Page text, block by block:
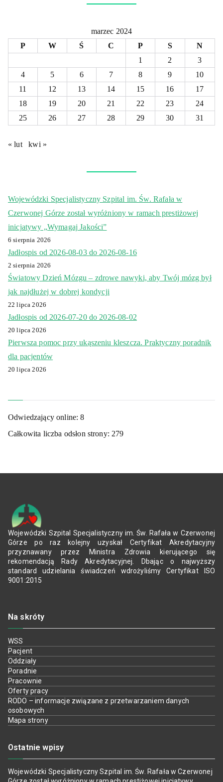
marzec 2024
P
W Ś C P S
N
1
2
3
4
5 6 7 8 9
10
11
12 13 14 15 16
17
18
19 20 21 22 23
24
25
26 27 28 29 30 31
« lut kwi »
Wojewódzki Specjalistyczny Szpital im. Św. Rafała w
Czerwonej Górze został wyróżniony w ramach prestiżowej
inicjatywy „Wymagaj Jakości”
6 sierpnia 2026
Jadłospis od 2026-08-03 do 2026-08-16
2 sierpnia 2026
Światowy Dzień Mózgu – zdrowe nawyki, aby Twój mózg był
jak najdłużej w dobrej kondycji
22 lipca 2026
Jadłospis od 2026-07-20 do 2026-08-02
20 lipca 2026
Pierwsza pomoc przy ukąszeniu kleszcza. Praktyczny poradnik
dla pacjentów
20 lipca 2026
Odwiedzający online:8
Całkowita liczba odsłon strony: 279
Wojewódzki Szpital Specjalistyczny im. Św. Rafała w Czerwonej
Górze po raz kolejny uzyskał Certyfikat Akredytacyjny
przyznawany przez Ministra Zdrowia kierującego się
rekomendacją Rady Akredytacyjnej. Dbając o najwyższy
standard udzielania świadczeń wdrożyliśmy Certyfikat ISO
9001:2015
Na skróty
WSS
Pacjent
Oddziały
Poradnie
Pracownie
Oferty pracy
RODO – informacje związane z przetwarzaniem danych
osobowych
Mapa strony
Ostatnie wpisy
Wojewódzki Specjalistyczny Szpital im. Św. Rafała w Czerwonej